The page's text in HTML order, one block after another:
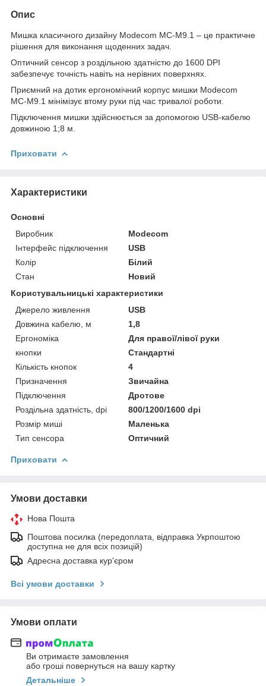
Опис
Мишка класичного дизайну Modecom MC-M9.1 – це практичне
рішення для виконання щоденних задач.
Оптичний сенсор з роздільною здатністю до 1600 DPI
забезпечує точність навіть на нерівних поверхнях.
Приємний на дотик ергономічний корпус мишки Modecom
MC-M9.1 мінімізує втому руки під час тривалої роботи.
Підключення мишки здійснюється за допомогою USB-кабелю
довжиною 1;8 м.
Приховати
Характеристики
Основні
Виробник
Modecom
Інтерфейс підключення
USB
Колір
Білий
Стан
Новий
Користувальницькі характеристики
Джерело живлення
USB
Довжина кабелю, м
1,8
Ергономіка
Для правої/лівої руки
кнопки
Стандартні
Кількість кнопок
4
Призначення
Звичайна
Підключення
Дротове
Роздільна здатність, dpi
800/1200/1600 dpi
Розмір миші
Маленька
Тип сенсора
Оптичний
Приховати
Умови доставки
Нова Пошта
Поштова посилка (передоплата, відправка Укрпоштою
доступна не для всіх позицій)
Адресна доставка кур'єром
Всі умови доставки
Умови оплати
Ви отримаєте замовлення
або гроші повернуться на вашу картку
Детальніше